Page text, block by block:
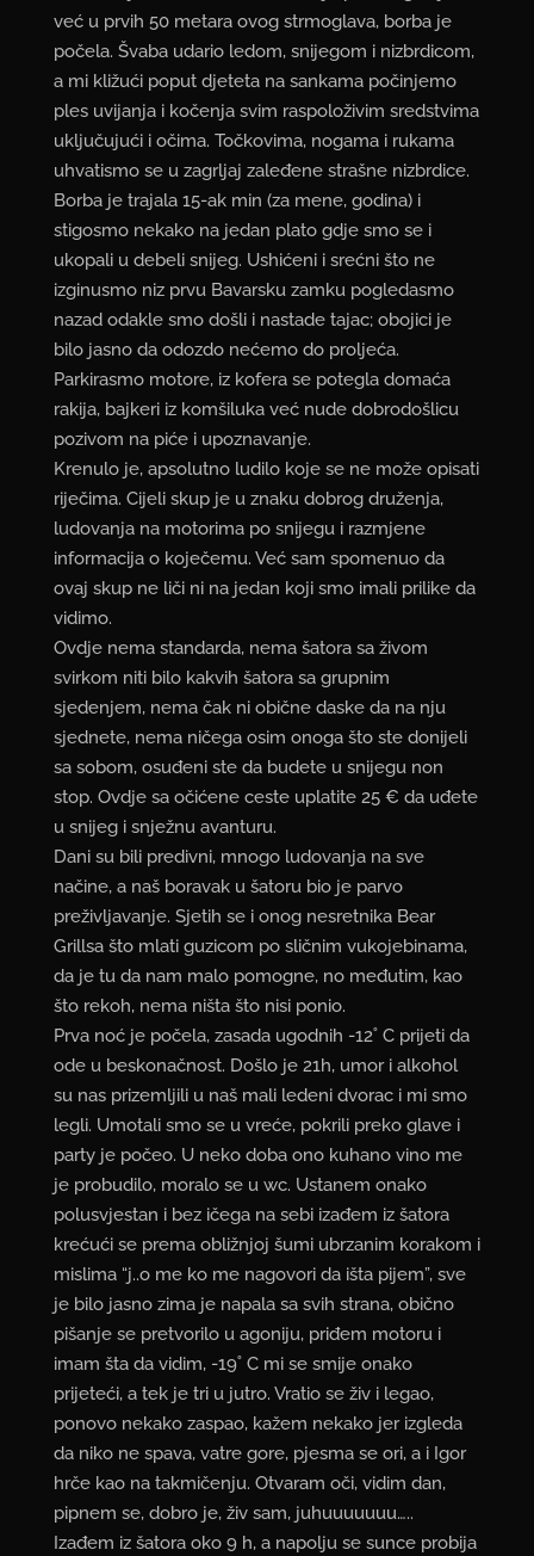
već u prvih 50 metara ovog strmoglava, borba je
počela. Švaba udario ledom, snijegom i nizbrdicom,
a mi kližući poput djeteta na sankama počinjemo
ples uvijanja i kočenja svim raspoloživim sredstvima
uključujući i očima. Točkovima, nogama i rukama
uhvatismo se u zagrljaj zaleđene strašne nizbrdice.
Borba je trajala 15-ak min (za mene, godina) i
stigosmo nekako na jedan plato gdje smo se i
ukopali u debeli snijeg. Ushićeni i srećni što ne
izginusmo niz prvu Bavarsku zamku pogledasmo
nazad odakle smo došli i nastade tajac; obojici je
bilo jasno da odozdo nećemo do proljeća.
Parkirasmo motore, iz kofera se potegla domaća
rakija, bajkeri iz komšiluka već nude dobrodošlicu
pozivom na piće i upoznavanje.
Krenulo je, apsolutno ludilo koje se ne može opisati
riječima. Cijeli skup je u znaku dobrog druženja,
ludovanja na motorima po snijegu i razmjene
informacija o koječemu. Već sam spomenuo da
ovaj skup ne liči ni na jedan koji smo imali prilike da
vidimo.
Ovdje nema standarda, nema šatora sa živom
svirkom niti bilo kakvih šatora sa grupnim
sjedenjem, nema čak ni obične daske da na nju
sjednete, nema ničega osim onoga što ste donijeli
sa sobom, osuđeni ste da budete u snijegu non
stop. Ovdje sa očićene ceste uplatite 25 € da uđete
u snijeg i snježnu avanturu.
Dani su bili predivni, mnogo ludovanja na sve
načine, a naš boravak u šatoru bio je parvo
preživljavanje. Sjetih se i onog nesretnika Bear
Grillsa što mlati guzicom po sličnim vukojebinama,
da je tu da nam malo pomogne, no međutim, kao
što rekoh, nema ništa što nisi ponio.
Prva noć je počela, zasada ugodnih -12˚ C prijeti da
ode u beskonačnost. Došlo je 21h, umor i alkohol
su nas prizemljili u naš mali ledeni dvorac i mi smo
legli. Umotali smo se u vreće, pokrili preko glave i
party je počeo. U neko doba ono kuhano vino me
je probudilo, moralo se u wc. Ustanem onako
polusvjestan i bez ičega na sebi izađem iz šatora
krećući se prema obližnjoj šumi ubrzanim korakom i
mislima “j..o me ko me nagovori da išta pijem”, sve
je bilo jasno zima je napala sa svih strana, obično
pišanje se pretvorilo u agoniju, priđem motoru i
imam šta da vidim, -19˚ C mi se smije onako
prijeteći, a tek je tri u jutro. Vratio se živ i legao,
ponovo nekako zaspao, kažem nekako jer izgleda
da niko ne spava, vatre gore, pjesma se ori, a i Igor
hrče kao na takmičenju. Otvaram oči, vidim dan,
pipnem se, dobro je, živ sam, juhuuuuuuu…..
Izađem iz šatora oko 9 h, a napolju se sunce probija